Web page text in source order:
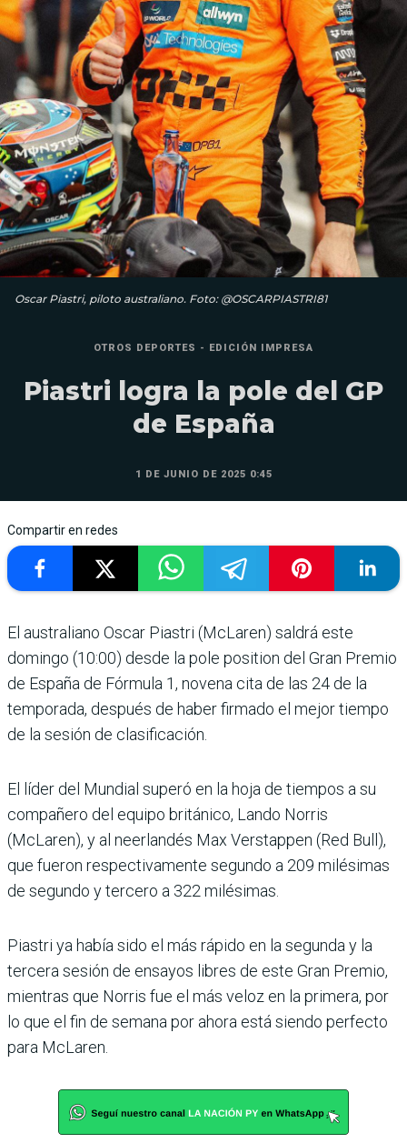
Oscar Piastri, piloto australiano. Foto: @OSCARPIASTRI81
OTROS DEPORTES - EDICIÓN IMPRESA
Piastri logra la pole del GP
de España
1 DE JUNIO DE 2025 0:45
Compartir en redes
El australiano Oscar Pias­tri (McLaren) saldrá este
domingo (10:00) desde la pole position del Gran Premio
de España de Fórmula 1, novena cita de las 24 de la
temporada, después de haber firmado el mejor tiempo
de la sesión de clasificación.
El líder del Mundial superó en la hoja de tiempos a su
com­pañero del equipo británico, Lando Norris
(McLaren), y al neerlandés Max Verstappen (Red Bull),
que fueron respectivamente segundo a 209 milésimas
de segundo y tercero a 322 milésimas.
Piastri ya había sido el más rápido en la segunda y la
ter­cera sesión de ensayos libres de este Gran Premio,
mien­tras que Norris fue el más veloz en la primera, por
lo que el fin de semana por ahora está siendo perfecto
para McLaren.